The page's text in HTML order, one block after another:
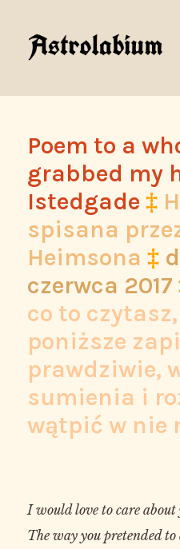
Poem to a
grabbed my
Istedgade ‡
spisana
Heimsona ‡
czerwca 2017
co to czytasz,
poniższe
prawdziwie,
sumienia i
wątpić w nie
I would love to care about
The way you pretended to